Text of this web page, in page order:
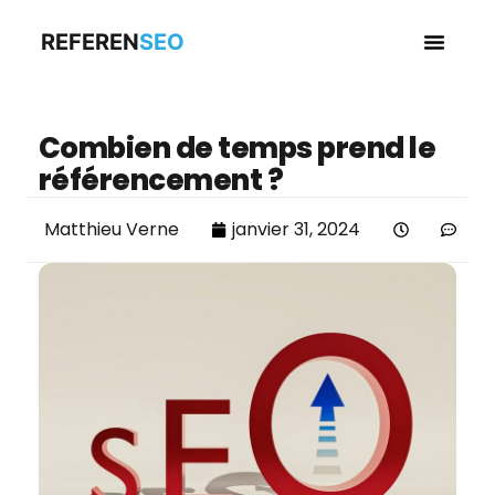
REFERENSEO
Combien de temps prend le
référencement ?
Matthieu Verne janvier 31, 2024